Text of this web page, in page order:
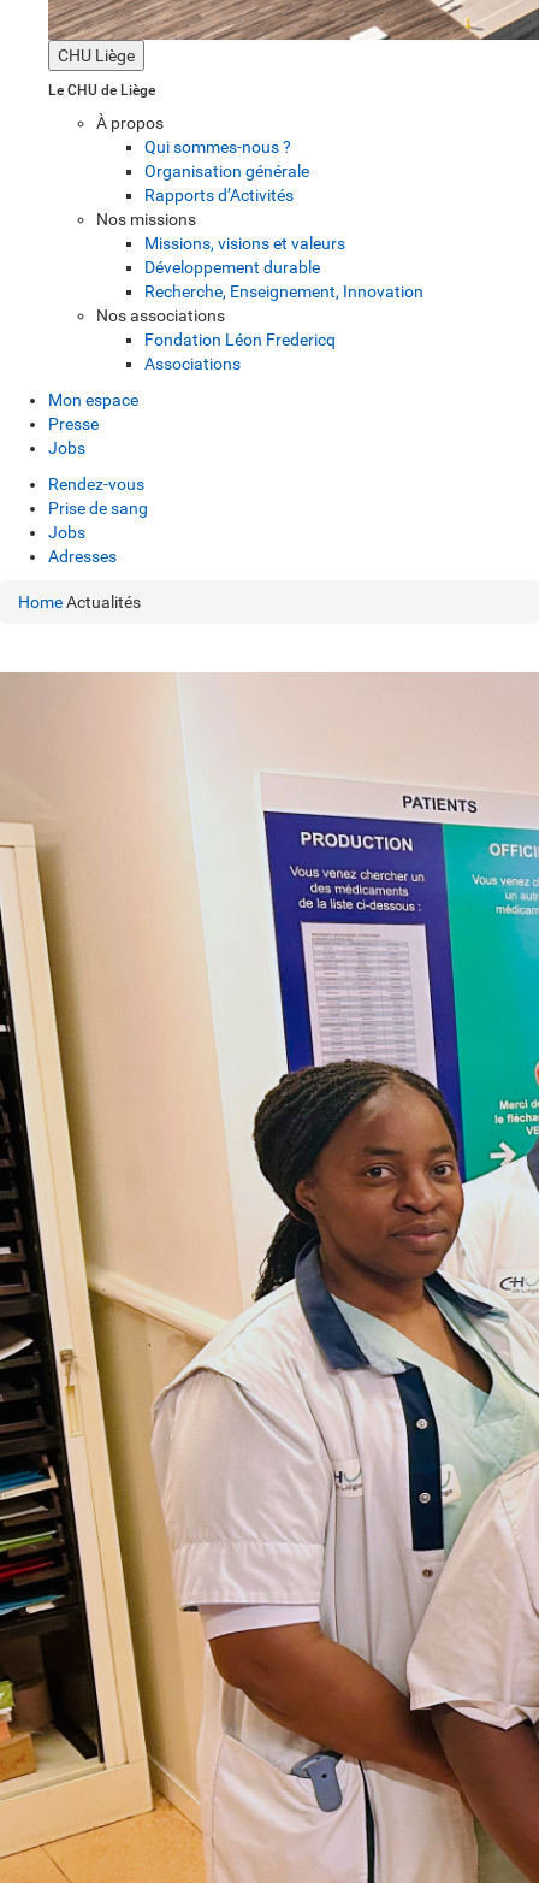
CHU Liège
Le CHU de Liège
À propos
Qui sommes-nous ?
Organisation générale
Rapports d’Activités
Nos missions
Missions, visions et valeurs
Développement durable
Recherche, Enseignement, Innovation
Nos associations
Fondation Léon Fredericq
Associations
Mon espace
Presse
Jobs
Rendez-vous
Prise de sang
Jobs
Adresses
HomeActualités